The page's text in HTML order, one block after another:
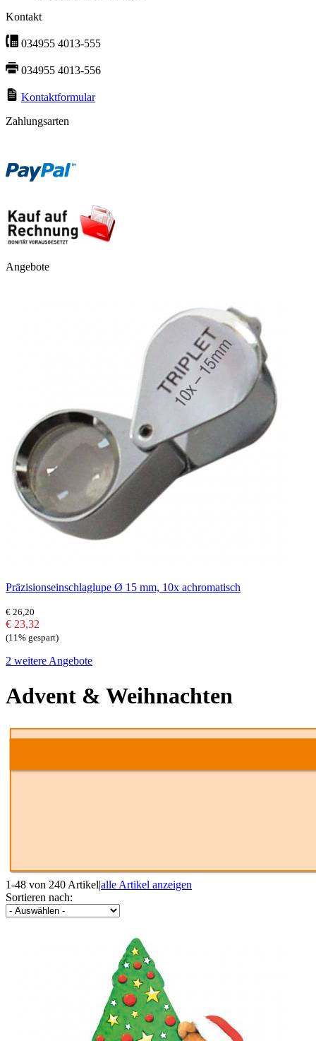
Kontakt
034955 4013-555
034955 4013-556
Kontaktformular
Zahlungsarten
Angebote
Präzisionseinschlaglupe Ø 15 mm, 10x achromatisch
€ 26,20
€ 23,32
(11% gespart)
2 weitere Angebote
Advent & Weihnachten
1-48 von 240 Artikel|alle Artikel anzeigen
Sortieren nach: